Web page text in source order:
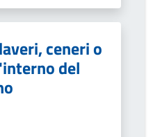
ceneri o
del